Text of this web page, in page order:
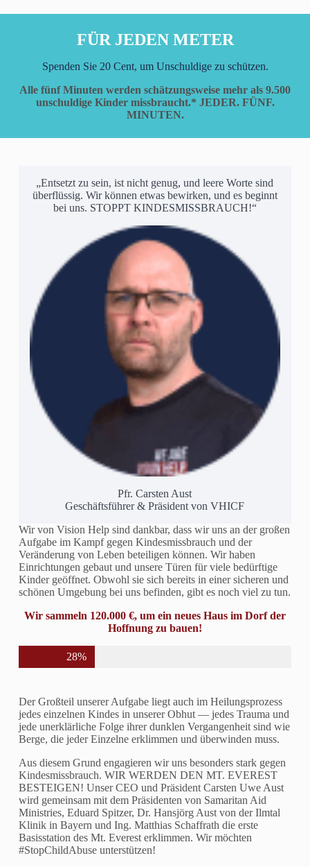
FÜR JEDEN METER
Spenden Sie 20 Cent, um Unschuldige zu schützen.
Alle fünf Minuten werden schätzungsweise mehr als 9.500
unschuldige Kinder missbraucht.* JEDER. FÜNF.
MINUTEN.
„Entsetzt zu sein, ist nicht genug, und leere Worte sind
überflüssig. Wir können etwas bewirken, und es beginnt
bei uns. STOPPT KINDESMISSBRAUCH!“
Pfr. Carsten Aust
Geschäftsführer & Präsident von VHICF
Wir von Vision Help sind dankbar, dass wir uns an der großen
Aufgabe im Kampf gegen Kindesmissbrauch und der
Veränderung von Leben beteiligen können. Wir haben
Einrichtungen gebaut und unsere Türen für viele bedürftige
Kinder geöffnet. Obwohl sie sich bereits in einer sicheren und
schönen Umgebung bei uns befinden, gibt es noch viel zu tun.
Wir sammeln 120.000 €, um ein neues Haus im Dorf der
Hoffnung zu bauen!
28%
Der Großteil unserer Aufgabe liegt auch im Heilungsprozess
jedes einzelnen Kindes in unserer Obhut — jedes Trauma und
jede unerklärliche Folge ihrer dunklen Vergangenheit sind wie
Berge, die jeder Einzelne erklimmen und überwinden muss.
Aus diesem Grund engagieren wir uns besonders stark gegen
Kindesmissbrauch. WIR WERDEN DEN MT. EVEREST
BESTEIGEN! Unser CEO und Präsident Carsten Uwe Aust
wird gemeinsam mit dem Präsidenten von Samaritan Aid
Ministries, Eduard Spitzer, Dr. Hansjörg Aust von der Ilmtal
Klinik in Bayern und Ing. Matthias Schaffrath die erste
Basisstation des Mt. Everest erklimmen. Wir möchten
#StopChildAbuse unterstützen!